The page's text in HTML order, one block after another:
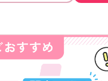
チリ！：全6ヶ月。配属部